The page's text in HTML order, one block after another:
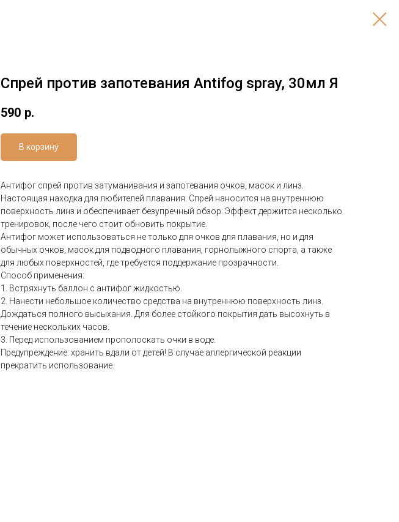
Спрей против запотевания Antifog spray, 30мл Я
590 р.
В корзину
Антифог спрей против затуманивания и запотевания очков, масок и линз.
Настоящая находка для любителей плавания. Спрей наносится на внутреннюю
поверхность линз и обеспечивает безупречный обзор. Эффект держится несколько
тренировок, после чего стоит обновить покрытие.
Антифог может использоваться не только для очков для плавания, но и для
обычных очков, масок для подводного плавания, горнолыжного спорта, а также
для любых поверхностей, где требуется поддержание прозрачности.
Способ применения:
1. Встряхнуть баллон с антифог жидкостью.
2. Нанести небольшое количество средства на внутреннюю поверхность линз.
Дождаться полного высыхания. Для более стойкого покрытия дать высохнуть в
течение нескольких часов.
3. Перед использованием прополоскать очки в воде.
Предупреждение: хранить вдали от детей! В случае аллергической реакции
прекратить использование.